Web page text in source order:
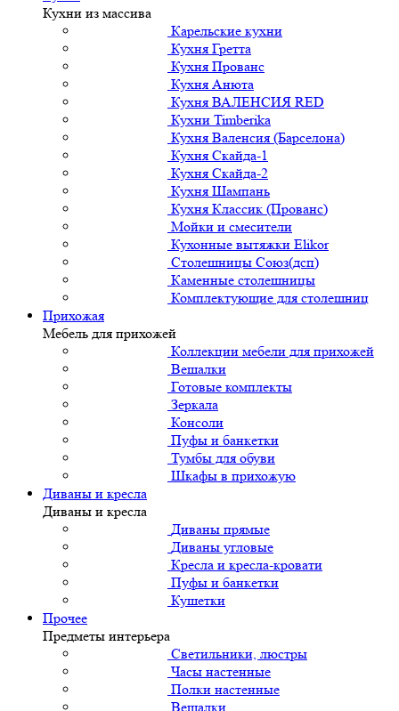
Кухни из массива
Карельские кухни
Кухня Гретта
Кухня Прованс
Кухня Анюта
Кухня ВАЛЕНСИЯ RED
Кухни Timberika
Кухня Валенсия (Барселона)
Кухня Скайда-1
Кухня Скайда-2
Кухня Шампань
Кухня Классик (Прованс)
Мойки и смесители
Кухонные вытяжки Elikor
Столешницы Союз(дсп)
Каменные столешницы
Комплектующие для столешниц
Прихожая
Мебель для прихожей
Коллекции мебели для прихожей
Вешалки
Готовые комплекты
Зеркала
Консоли
Пуфы и банкетки
Тумбы для обуви
Шкафы в прихожую
Диваны и кресла
Диваны и кресла
Диваны прямые
Диваны угловые
Кресла и кресла-кровати
Пуфы и банкетки
Кушетки
Прочее
Предметы интерьера
Светильники, люстры
Часы настенные
Полки настенные
Вешалки